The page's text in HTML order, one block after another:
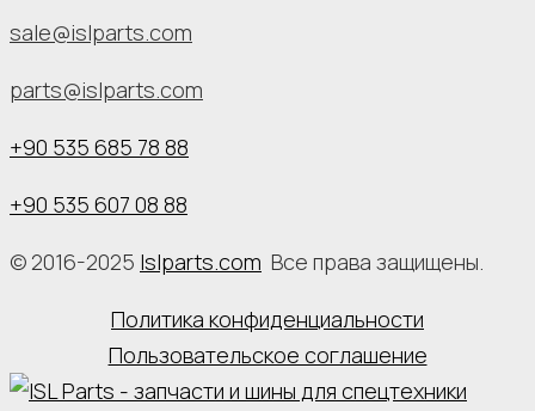
sale@islparts.com
parts@islparts.com
+90 535 685 78 88
+90 535 607 08 88
© 2016-2025 Islparts.com Все права защищены.
Политика конфиденциальности
Пользовательское соглашение